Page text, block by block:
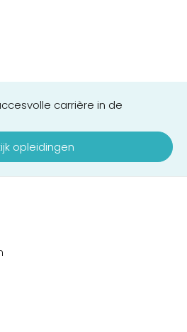
carrière in de
opleidingen